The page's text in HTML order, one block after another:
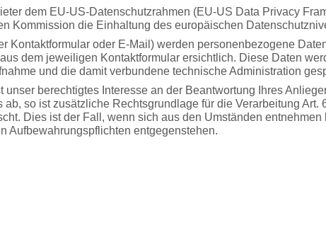
dem EU-US-Datenschutzrahmen (EU-US Data Privacy
Kommission die Einhaltung des europäischen
Kontaktformular oder E-Mail) werden personenbezogene
dem jeweiligen Kontaktformular ersichtlich. Diese Daten
und die damit verbundene technische Administration
berechtigtes Interesse an der Beantwortung Ihres
so ist zusätzliche Rechtsgrundlage für die Verarbeitung Art.
Dies ist der Fall, wenn sich aus den Umständen
Aufbewahrungspflichten entgegenstehen.